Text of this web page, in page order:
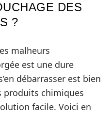
DES
?
malheurs
est une dure
débarrasser est bien
produits chimiques
facile. Voici en